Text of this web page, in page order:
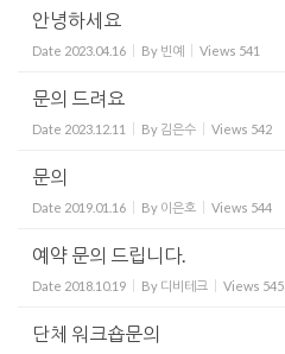
안녕하세요
Date 2023.04.16 By 빈예 Views 541
문의 드려요
Date 2023.12.11 By 김은수 Views 542
문의
Date 2019.01.16 By 이은호 Views 544
예약 문의 드립니다.
Date 2018.10.19 By 디비테크 Views 545
단체 워크숍문의